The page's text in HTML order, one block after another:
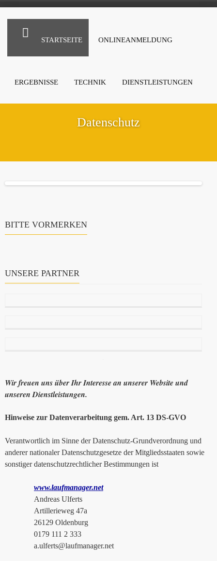
STARTSEITE ONLINEANMELDUNG
ERGEBNISSE TECHNIK DIENSTLEISTUNGEN
Datenschutz
BITTE VORMERKEN
UNSERE PARTNER
Wir freuen uns über Ihr Interesse an unserer Website und
unseren Dienstleistungen.
Hinweise zur Datenverarbeitung gem. Art. 13 DS-GVO
Verantwortlich im Sinne der Datenschutz-Grundverordnung und
anderer nationaler Datenschutzgesetze der Mitgliedsstaaten sowie
sonstiger datenschutzrechtlicher Bestimmungen ist
www.laufmanager.net
Andreas Ulferts
Artillerieweg 47a
26129 Oldenburg
0179 111 2 333
a.ulferts@laufmanager.net